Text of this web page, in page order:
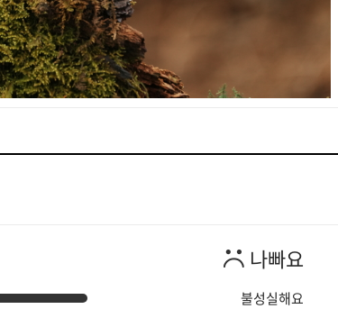
나빠요
불성실해요